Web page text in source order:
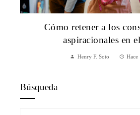
Cómo retener a los
aspiracionales en
Henry F. Soto Hace
Búsqueda